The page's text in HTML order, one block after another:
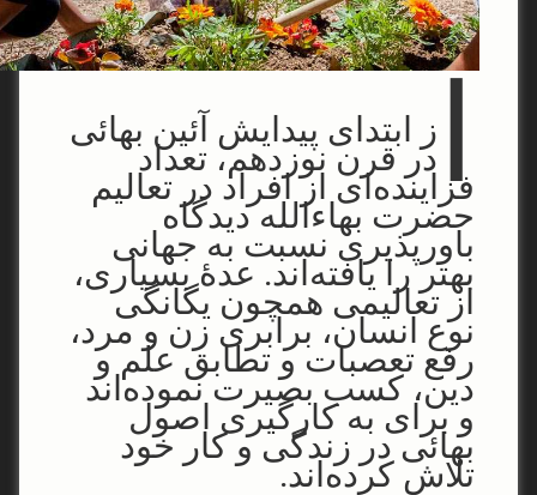
ا ز ابتدای پیدایش آئین بهائی
در قرن نوزدهم، تعداد
فزاینده‌ای از افراد در تعالیم
حضرت بهاءالله دیدگاه
باورپذیری نسبت به جهانی
بهتر را یافته‌اند. عدۀ بسیاری،
از تعالیمی همچون یگانگی
نوع انسان، برابری زن و مرد،
رفع تعصبات و تطابق علم و
دین، کسب بصیرت نموده‌اند
و برای به کارگیری اصول
بهائی در زندگی و کار خود
تلاش کرده‌اند.